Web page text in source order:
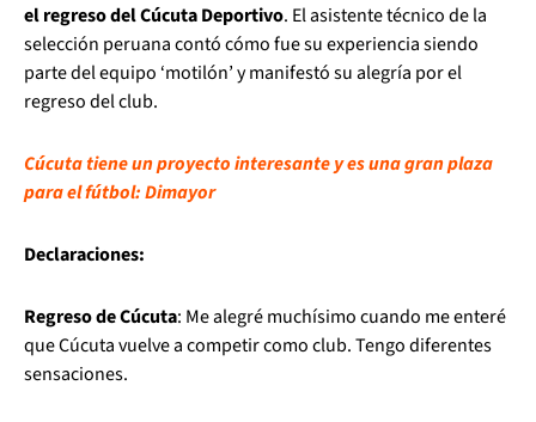
el regreso del Cúcuta Deportivo. El asistente técnico de la
selección peruana contó cómo fue su experiencia siendo
parte del equipo ‘motilón’ y manifestó su alegría por el
regreso del club.
Cúcuta tiene un proyecto interesante y es una gran plaza
para el fútbol: Dimayor
Declaraciones:
Regreso de Cúcuta: Me alegré muchísimo cuando me enteré
que Cúcuta vuelve a competir como club. Tengo diferentes
sensaciones.